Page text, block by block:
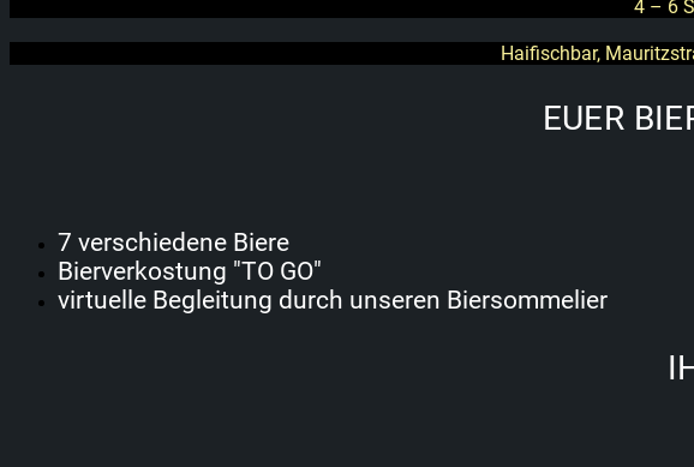
4 – 6
Haifischbar,
EUER
7 verschiedene Biere
Bierverkostung "TO GO"
virtuelle Begleitung durch unseren Biersommelier